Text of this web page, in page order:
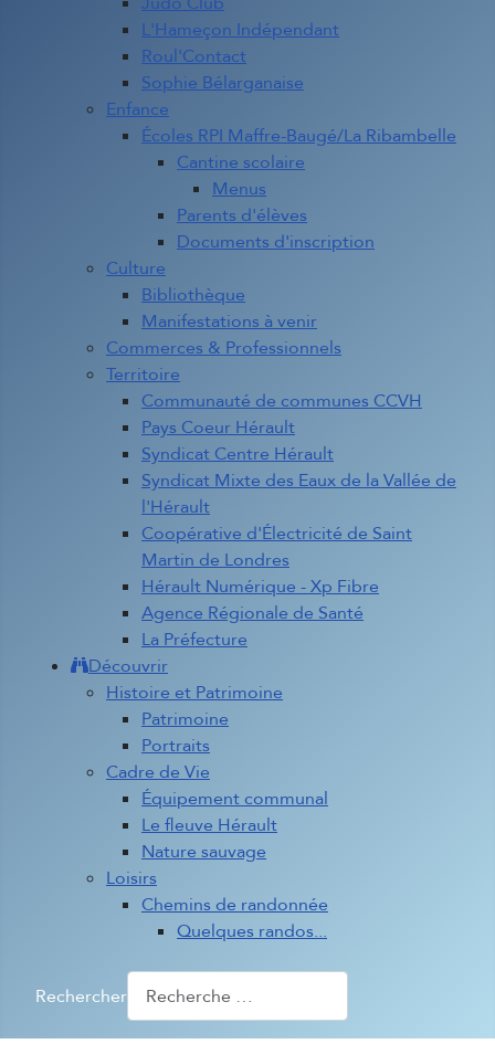
L'Hameçon Indépendant
Roul'Contact
Sophie Bélarganaise
Enfance
Écoles RPI Maffre-Baugé/La Ribambelle
Cantine scolaire
Menus
Parents d'élèves
Documents d'inscription
Culture
Bibliothèque
Manifestations à venir
Commerces & Professionnels
Territoire
Communauté de communes CCVH
Pays Coeur Hérault
Syndicat Centre Hérault
Syndicat Mixte des Eaux de la Vallée de
l'Hérault
Coopérative d'Électricité de Saint
Martin de Londres
Hérault Numérique - Xp Fibre
Agence Régionale de Santé
La Préfecture
Découvrir
Histoire et Patrimoine
Patrimoine
Portraits
Cadre de Vie
Équipement communal
Le fleuve Hérault
Nature sauvage
Loisirs
Chemins de randonnée
Quelques randos...
Rechercher